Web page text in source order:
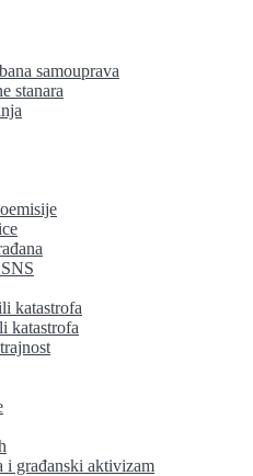
samouprava
stanara
katastrofa
katastrofa
i građanski aktivizam